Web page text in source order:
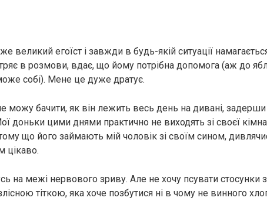
великий егоїст і завжди в будь-якій ситуації
в розмови, вдає, що йому потрібна допомога (аж до
собі). Мене це дуже дратує.
можу бачити, як він лежить весь день на дивані, задерши
доньки цими днями практично не виходять зі своєї
що його займають мій чоловік зі своїм сином,
цікаво.
на межі нервового зриву. Але не хочу псувати стосунки
тіткою, яка хоче позбутися ні в чому не винного